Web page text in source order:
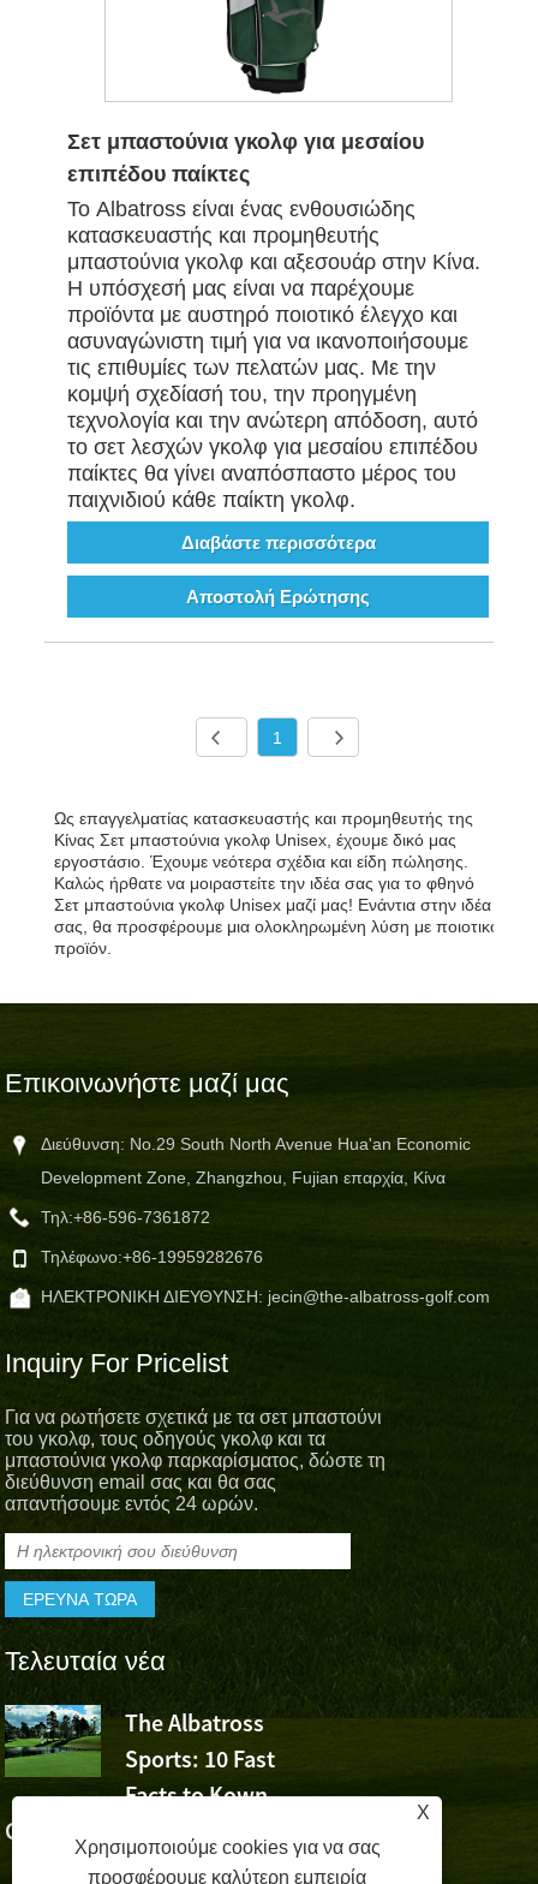
Σετ μπαστούνια γκολφ για μεσαίου
επιπέδου παίκτες
Το Albatross είναι ένας ενθουσιώδης
κατασκευαστής και προμηθευτής
μπαστούνια γκολφ και αξεσουάρ στην Κίνα.
Η υπόσχεσή μας είναι να παρέχουμε
προϊόντα με αυστηρό ποιοτικό έλεγχο και
ασυναγώνιστη τιμή για να ικανοποιήσουμε
τις επιθυμίες των πελατών μας. Με την
κομψή σχεδίασή του, την προηγμένη
τεχνολογία και την ανώτερη απόδοση, αυτό
το σετ λεσχών γκολφ για μεσαίου επιπέδου
παίκτες θα γίνει αναπόσπαστο μέρος του
παιχνιδιού κάθε παίκτη γκολφ.
Διαβάστε περισσότερα
Αποστολή Ερώτησης
1
Ως επαγγελματίας κατασκευαστής και προμηθευτής της
Κίνας Σετ μπαστούνια γκολφ Unisex, έχουμε δικό μας
εργοστάσιο. Έχουμε νεότερα σχέδια και είδη πώλησης.
Καλώς ήρθατε να μοιραστείτε την ιδέα σας για το φθηνό
Σετ μπαστούνια γκολφ Unisex μαζί μας! Ενάντια στην ιδέα
σας, θα προσφέρουμε μια ολοκληρωμένη λύση με ποιοτικό
προϊόν.
Επικοινωνήστε μαζί μας
Διεύθυνση: No.29 South North Avenue Hua'an Economic
Development Zone, Zhangzhou, Fujian επαρχία, Κίνα
Τηλ:+86-596-7361872
Τηλέφωνο:+86-19959282676
ΗΛΕΚΤΡΟΝΙΚΗ ΔΙΕΥΘΥΝΣΗ: jecin@the-albatross-golf.com
Inquiry For Pricelist
Για να ρωτήσετε σχετικά με τα σετ μπαστούνι
του γκολφ, τους οδηγούς γκολφ και τα
μπαστούνια γκολφ παρκαρίσματος, δώστε τη
διεύθυνση email σας και θα σας
απαντήσουμε εντός 24 ωρών.
Τελευταία νέα
The Albatross
Sports: 10 Fast
Facts to Kown
Golf (Μέρος 1)
Το
τη νίκη του Wu Ashun
X
Χρησιμοποιούμε cookies για να σας
προσφέρουμε καλύτερη εμπειρία